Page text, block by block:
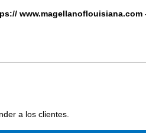
www.magellanoflouisiana.com
a los clientes.